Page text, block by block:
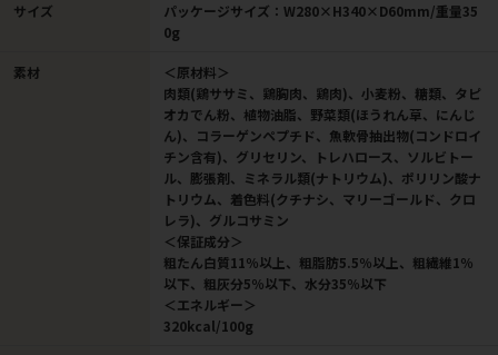
サイズ
パッケージサイズ：W280×H340×D60mm/重量35
0g
素材
＜原材料＞
肉類(鶏ササミ、鶏胸肉、鶏肉)、小麦粉、糖類、タピ
オカでん粉、植物油脂、野菜類(ほうれん草、にんじ
ん)、コラーゲンペプチド、魚軟骨抽出物(コンドロイ
チン含有)、グリセリン、トレハロース、ソルビトー
ル、膨張剤、ミネラル類(ナトリウム)、ポリリン酸ナ
トリウム、着色料(クチナシ、マリーゴールド、クロ
レラ)、グルコサミン
＜保証成分＞
粗たん白質11％以上、粗脂肪5.5％以上、粗繊維1％
以下、粗灰分5％以下、水分35％以下
＜エネルギー＞
320kcal/100g